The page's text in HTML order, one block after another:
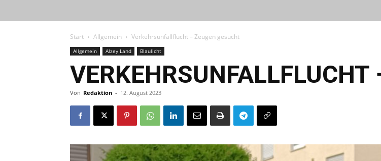
Start Allgemein Verkehrsunfallflucht – Zeugen gesucht
Allgemein Alzey Land Blaulicht
VERKEHRSUNFALLFLUCHT
Von Redaktion - 12. August 2023